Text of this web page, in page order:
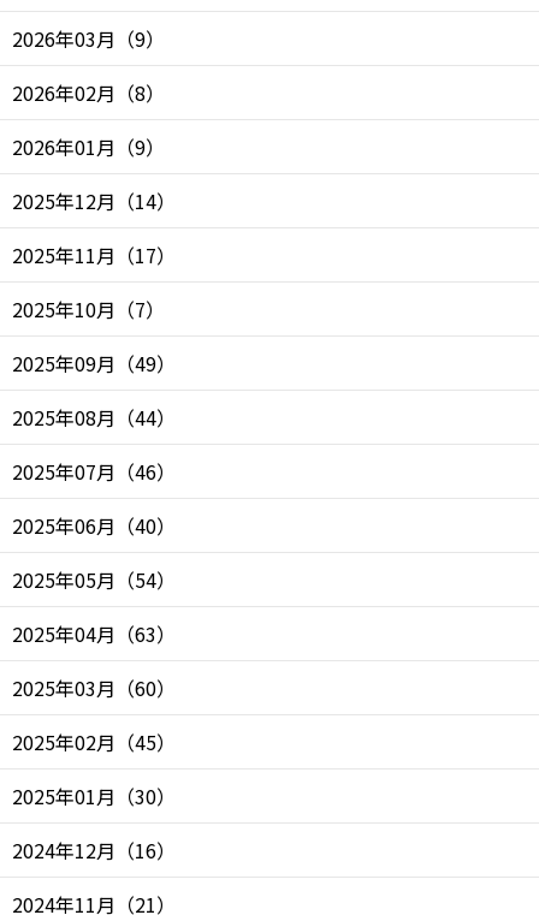
2026年03月 （9）
2026年02月 （8）
2026年01月 （9）
2025年12月 （14）
2025年11月 （17）
2025年10月 （7）
2025年09月 （49）
2025年08月 （44）
2025年07月 （46）
2025年06月 （40）
2025年05月 （54）
2025年04月 （63）
2025年03月 （60）
2025年02月 （45）
2025年01月 （30）
2024年12月 （16）
2024年11月 （21）